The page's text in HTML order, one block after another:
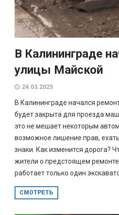
В Калининграде
улицы Майской
24.03.2025
В Калининграде начался
будет закрыта для проезда
это не мешает некоторым
возможное лишение прав,
знаки. Как изменится дорога?
жители о предстоящем
работает только один
СМОТРЕТЬ